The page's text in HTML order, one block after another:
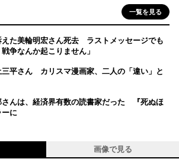
一覧を見る
えた美輪明宏さん死去 ラストメッセージでも
争なんか起こりません」
三平さん カリスマ漫画家、二人の「違い」と
さんは、経済界有数の読書家だった 『死ぬほ
に
画像で見る